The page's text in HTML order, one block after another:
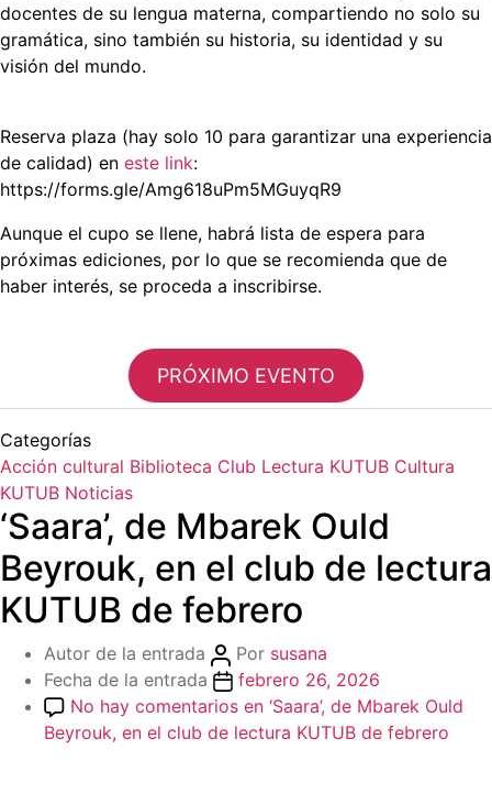
docentes de su lengua materna, compartiendo no solo su
gramática, sino también su historia, su identidad y su
visión del mundo.
Reserva plaza (hay solo 10 para garantizar una experiencia
de calidad) en este link:
https://forms.gle/Amg618uPm5MGuyqR9
Aunque el cupo se llene, habrá lista de espera para
próximas ediciones, por lo que se recomienda que de
haber interés, se proceda a inscribirse.
PRÓXIMO EVENTO
Categorías
Acción cultural Biblioteca Club Lectura KUTUB Cultura
KUTUB Noticias
‘Saara’, de Mbarek Ould
Beyrouk, en el club de lectura
KUTUB de febrero
Autor de la entrada Por susana
Fecha de la entrada
febrero 26, 2026
No hay comentarios en ‘Saara’, de Mbarek Ould
Beyrouk, en el club de lectura KUTUB de febrero